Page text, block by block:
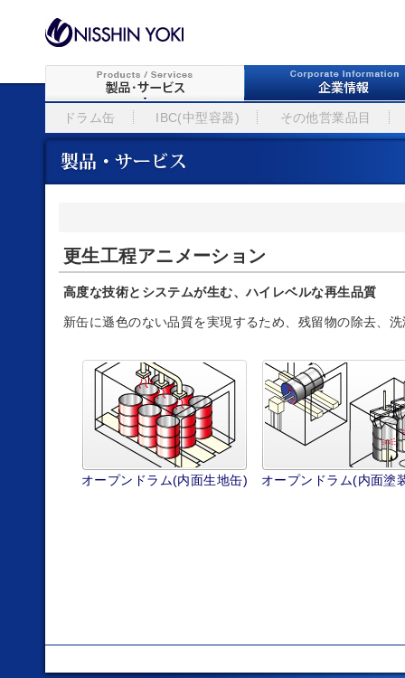
ドラム缶 IBC(中型容器) その他営業品目
更生工程アニメーション
高度な技術とシステムが生む、ハイレベルな再生品質
新缶に遜色のない品質を実現するため、残留物の除去、
オープンドラム(内面生地缶) オープンドラム(内面塗